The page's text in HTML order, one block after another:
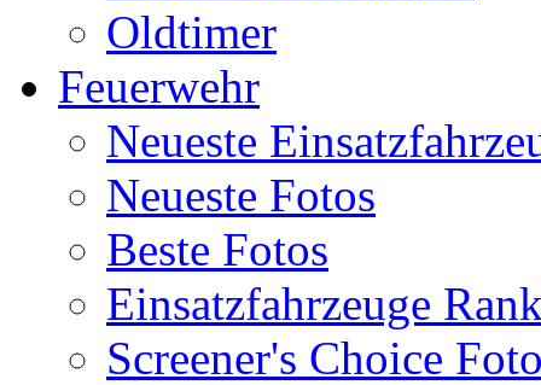
Oldtimer
Feuerwehr
Neueste
Neueste Fotos
Beste Fotos
Einsatzfahrzeuge
Screener's Choice